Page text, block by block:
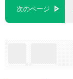
次のページ